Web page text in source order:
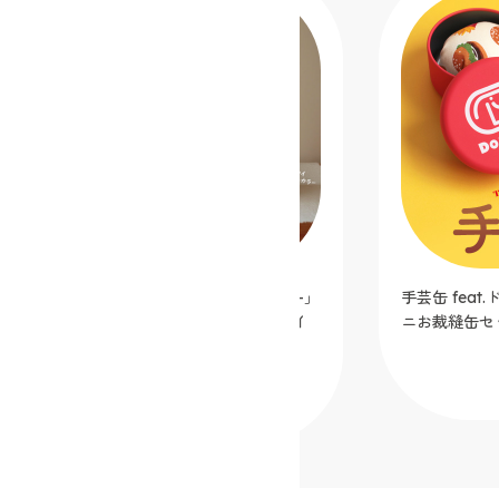
シンプルミシン「Dorothy-ドロシー-」
カフェオレ【クラフトハートトーカイ
手芸缶 feat.
ニお裁縫缶